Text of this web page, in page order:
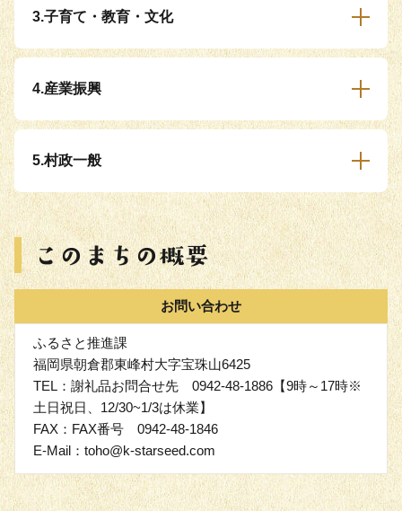
3.子育て・教育・文化
4.産業振興
5.村政一般
お問い合わせ
ふるさと推進課
福岡県朝倉郡東峰村大字宝珠山6425
TEL：謝礼品お問合せ先 0942-48-1886【9時～17時※
土日祝日、12/30~1/3は休業】
FAX：FAX番号 0942-48-1846
E-Mail：toho@k-starseed.com